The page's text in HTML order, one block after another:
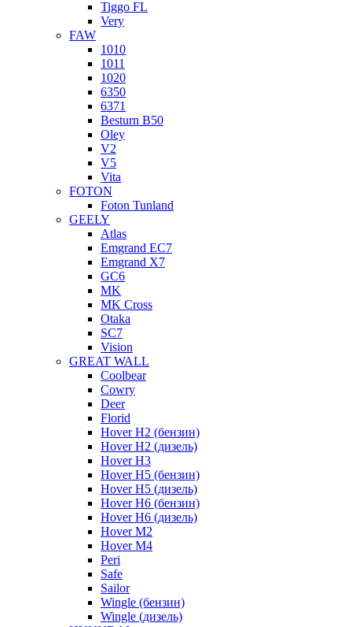
Tiggo FL
Very
FAW
1010
1011
1020
6350
6371
Besturn B50
Oley
V2
V5
Vita
FOTON
Foton Tunland
GEELY
Atlas
Emgrand EC7
Emgrand X7
GC6
MK
MK Cross
Otaka
SC7
Vision
GREAT WALL
Coolbear
Cowry
Deer
Florid
Hover H2 (бензин)
Hover H2 (дизель)
Hover H3
Hover H5 (бензин)
Hover H5 (дизель)
Hover H6 (бензин)
Hover H6 (дизель)
Hover M2
Hover M4
Peri
Safe
Sailor
Wingle (бензин)
Wingle (дизель)